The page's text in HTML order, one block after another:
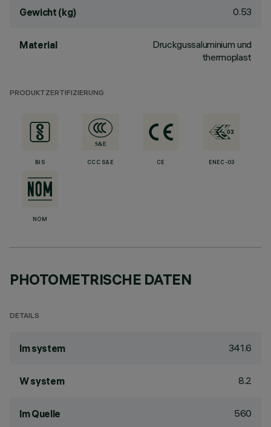
Gewicht (kg) 0.53
Material
Druckgussaluminium und
thermoplast
PRODUKTZERTIFIZIERUNG
BIS CCC S&E CE ENEC-03
NOM
PHOTOMETRISCHE DATEN
DETAILS
lm system 341.6
W system 8.2
lm Quelle 560